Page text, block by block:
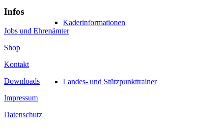
Kaderinformationen
Landes- und Stützpunkttrainer
Infos
Jobs und Ehrenämter
Shop
Kontakt
Downloads
Impressum
Datenschutz